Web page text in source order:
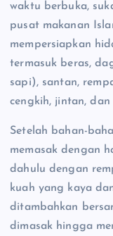
waktu berbuka,
pusat makanan
mempersiapkan
termasuk beras,
sapi), santan,
cengkih, jintan,
Setelah bahan-
memasak dengan
dahulu dengan
kuah yang kaya
ditambahkan
dimasak hingga